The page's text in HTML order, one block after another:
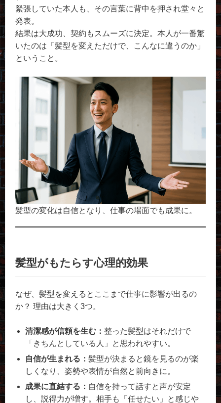
緊張していた本人も、その言葉に背中を押され堂々と
発表。
結果は大成功、契約もスムーズに決定。本人が一番驚
いたのは「髪型を変えただけで、こんなに違うのか」
ということ。
髪型の変化は自信となり、仕事の場面でも成果に。
髪型がもたらす心理的効果
なぜ、髪型を変えるとここまで仕事に影響が出るの
か？ 理由は大きく3つ。
清潔感が信頼を生む： 整った髪型はそれだけで
「きちんとしている人」と思われやすい。
自信が生まれる： 髪型が決まると鏡を見るのが楽
しくなり、姿勢や表情が自然と前向きに。
成果に直結する： 自信を持って話すと声が安定
し、説得力が増す。相手も「任せたい」と感じや